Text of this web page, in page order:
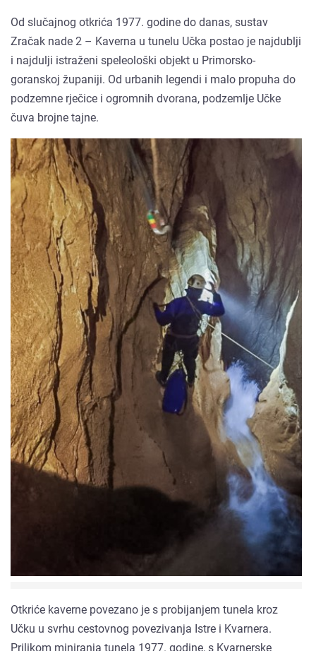
Od slučajnog otkrića 1977. godine do danas, sustav
Zračak nade 2 – Kaverna u tunelu Učka postao je najdublji
i najdulji istraženi speleološki objekt u Primorsko-
goranskoj županiji. Od urbanih legendi i malo propuha do
podzemne rječice i ogromnih dvorana, podzemlje Učke
čuva brojne tajne.
Otkriće kaverne povezano je s probijanjem tunela kroz
Učku u svrhu cestovnog povezivanja Istre i Kvarnera.
Prilikom miniranja tunela 1977. godine, s Kvarnerske